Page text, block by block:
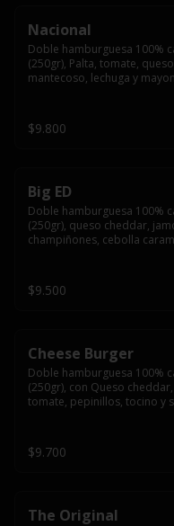
Nacional
Doble hamburguesa 100%
(250gr), Palta, tomate, queso
mantecoso, lechuga y
$9.800
Big ED
Doble hamburguesa 100%
(250gr), queso cheddar,
champiñones, cebolla
$9.500
Cheese Burger
Doble hamburguesa 100%
(250gr), con Queso
tomate, pepinillos, tocino y
$9.700
The Original